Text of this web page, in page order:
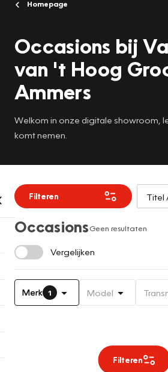
Homepage
Occasions bij
van 't Hoog
Ammers
Welkom in onze digitale showroom,
komt nemen.
Filteren
OccasionsGeen resultaten
Vergelijken
Merk 1 Model
Filteren